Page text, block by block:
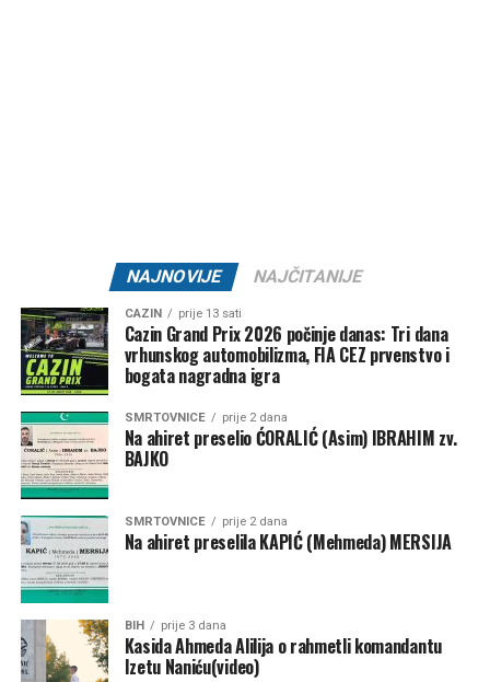
NAJNOVIJE NAJČITANIJE
CAZIN prije 13 sati
Cazin Grand Prix 2026 počinje danas: Tri dana
vrhunskog automobilizma, FIA CEZ prvenstvo i
bogata nagradna igra
SMRTOVNICE prije 2 dana
Na ahiret preselio ĆORALIĆ (Asim) IBRAHIM zv.
BAJKO
SMRTOVNICE prije 2 dana
Na ahiret preselila KAPIĆ (Mehmeda) MERSIJA
BIH prije 3 dana
Kasida Ahmeda Alilija o rahmetli komandantu
Izetu Naniću(video)